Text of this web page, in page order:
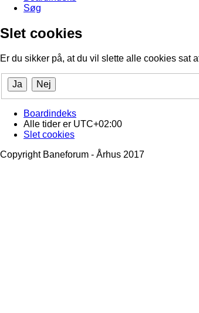
Søg
Slet cookies
Er du sikker på, at du vil slette alle cookies sat
Boardindeks
Alle tider er UTC+02:00
Slet cookies
Copyright Baneforum - Århus 2017